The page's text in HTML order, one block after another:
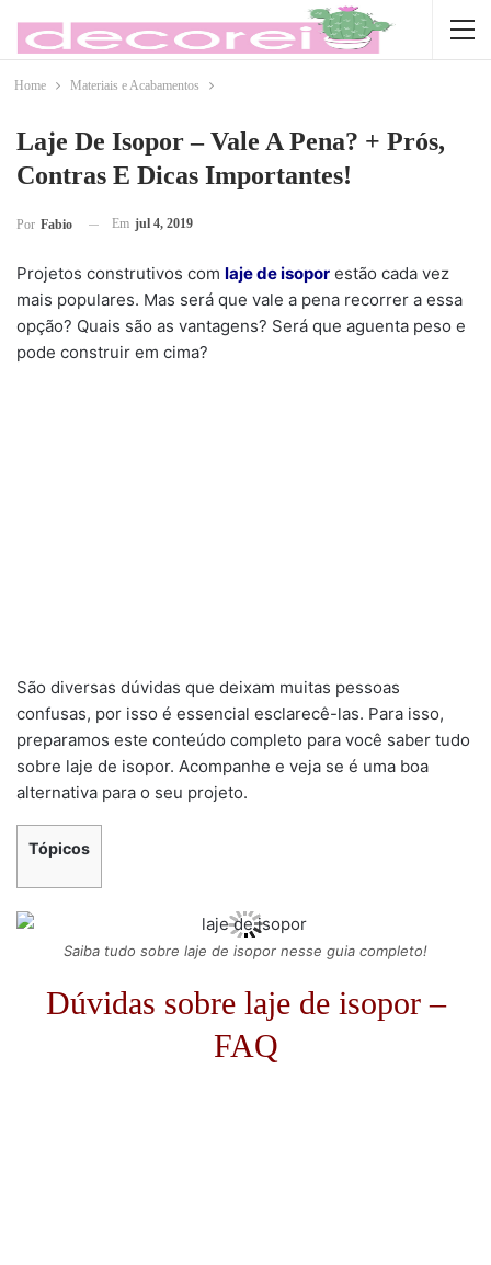
Home Materiais e Acabamentos
Laje De Isopor – Vale A Pena? + Prós,
Contras E Dicas Importantes!
Por Fabio Em jul 4, 2019
Projetos construtivos com laje de isopor estão cada vez
mais populares. Mas será que vale a pena recorrer a essa
opção? Quais são as vantagens? Será que aguenta peso e
pode construir em cima?
São diversas dúvidas que deixam muitas pessoas
confusas, por isso é essencial esclarecê-las. Para isso,
preparamos este conteúdo completo para você saber tudo
sobre laje de isopor. Acompanhe e veja se é uma boa
alternativa para o seu projeto.
Tópicos
Saiba tudo sobre laje de isopor nesse guia completo!
Dúvidas sobre laje de isopor –
FAQ